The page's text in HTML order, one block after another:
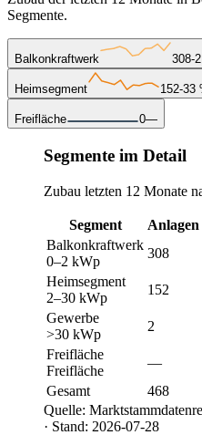
Segmente.
Balkonkraftwerk 308-
Heimsegment 152-33
Freifläche 0—
Segmente im Detail
Zubau letzten 12 Monate
Segment Anlagen
Balkonkraftwerk
0–2 kWp
308
Heimsegment
2–30 kWp
152
Gewerbe
>30 kWp
2
Freifläche
Freifläche
—
Gesamt
468
Quelle:
· Stand: 2026-07-28